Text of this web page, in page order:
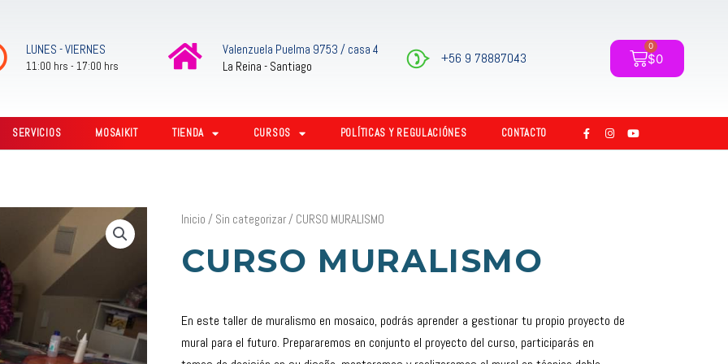
LUNES - VIERNES
11:00 hrs - 17:00 hrs
Valenzuela Puelma 9753 / casa 4
La Reina - Santiago
+56 9 78887043 $0
0
Carrito
SERVICIOS MOSAIKIT TIENDA CURSOS POLÍTICAS Y REGULACIÓNES CONTACTO
F
a
c
I
n
s
o
u
Inicio / Sin categorizar/ CURSO MURALISMO
CURSO MURALISMO
En este taller de muralismo en mosaico, podrás aprender a gestionar tu propio proyecto de
mural para el futuro. Prepararemos en conjunto el proyecto del curso, participarás en